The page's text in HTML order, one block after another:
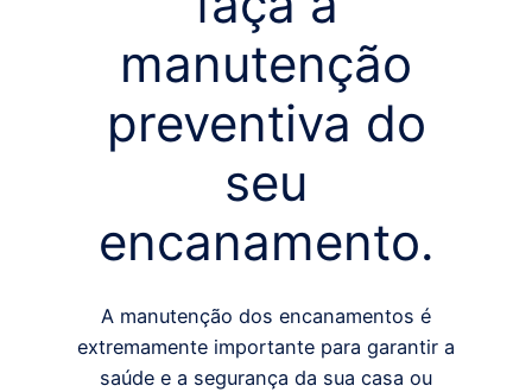
manutenção
preventiva do
seu
encanamento.
A manutenção dos encanamentos é
extremamente importante para garantir a
saúde e a segurança da sua casa ou